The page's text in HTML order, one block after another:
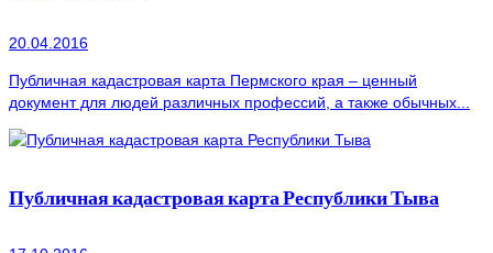
20.04.2016
Публичная кадастровая карта Пермского края – ценный
документ для людей различных профессий, а также обычных...
Публичная кадастровая карта Республики Тыва